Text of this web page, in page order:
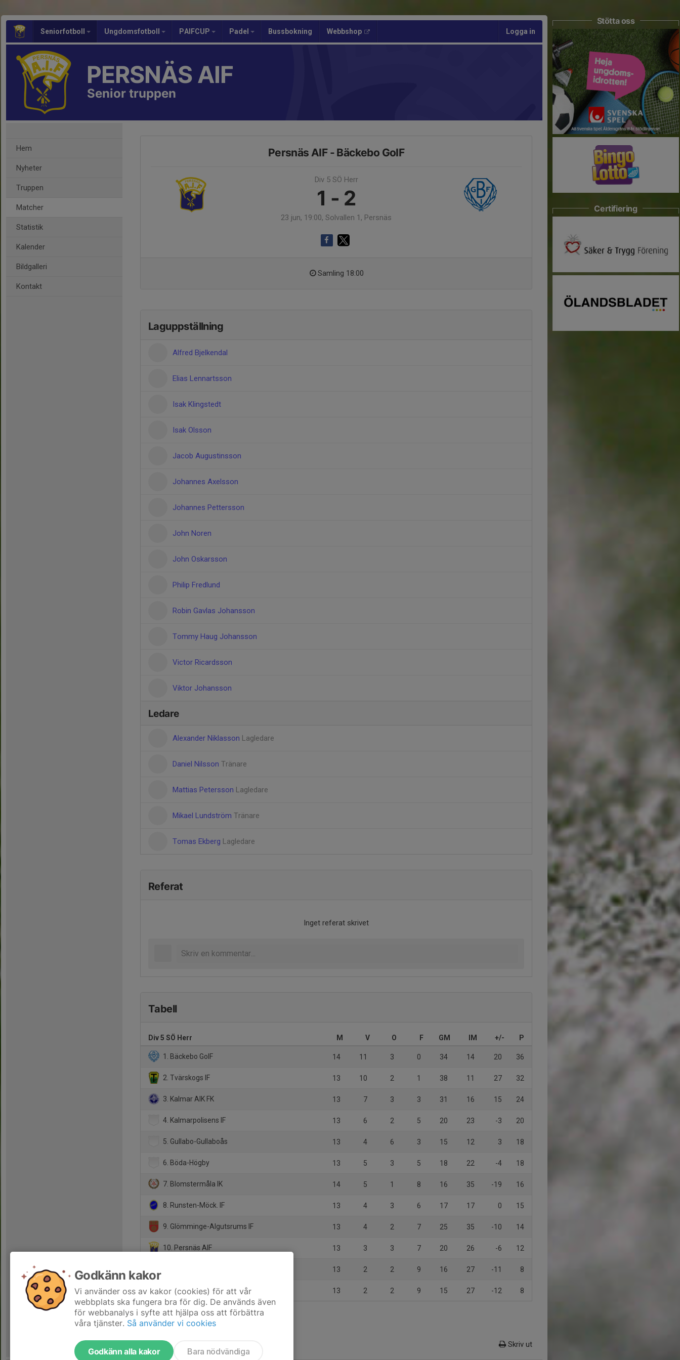
Seniorfotboll Ungdomsfotboll PAIFCUP Padel Bussbokning Webbshop Logga in
PERSNÄS AIF
Senior truppen
Hem
Nyheter
Truppen
Matcher
Statistik
Kalender
Bildgalleri
Kontakt
Persnäs AIF - Bäckebo GoIF
Div 5 SÖ Herr
1 - 2
23 jun, 19:00, Solvallen 1, Persnäs
Samling 18:00
Laguppställning
Alfred Bjelkendal
Elias Lennartsson
Isak Klingstedt
Isak Olsson
Jacob Augustinsson
Johannes Axelsson
Johannes Pettersson
John Noren
John Oskarsson
Philip Fredlund
Robin Gavlas Johansson
Tommy Haug Johansson
Victor Ricardsson
Viktor Johansson
Ledare
Alexander Niklasson Lagledare
Daniel Nilsson Tränare
Mattias Petersson Lagledare
Mikael Lundström Tränare
Tomas Ekberg Lagledare
Referat
Inget referat skrivet
Tabell
Div 5 SÖ Herr M V O F GM IM +/- P
1. Bäckebo GoIF 14 11 3 0 34 14 20 36
2. Tvärskogs IF 13 10 2 1 38 11 27 32
3. Kalmar AIK FK 13 7 3 3 31 16 15 24
4. Kalmarpolisens IF 13 6 2 5 20 23 -3 20
5. Gullabo-Gullaboås 13 4 6 3 15 12 3 18
6. Böda-Högby 13 5 3 5 18 22 -4 18
7. Blomstermåla IK 14 5 1 8 16 35 -19 16
8. Runsten-Möck. IF 13 4 3 6 17 17 0 15
9. Glömminge-Algutsrums IF 13 4 2 7 25 35 -10 14
10. Persnäs AIF 13 3 3 7 20 26 -6 12
13 2 2 9 16 27 -11 8
12. Mönsterås GOIF 13 2 2 9 15 27 -12 8
Skriv ut
Stötta oss
Certifiering
Godkänn kakor
Vi använder oss av kakor (cookies) för att vår
webbplats ska fungera bra för dig. De används även
för webbanalys i syfte att hjälpa oss att förbättra
våra tjänster. Så använder vi cookies
Godkänn alla kakor Bara nödvändiga